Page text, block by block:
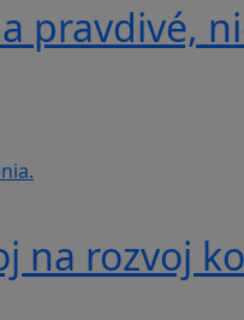
pravdivé,
na rozvoj